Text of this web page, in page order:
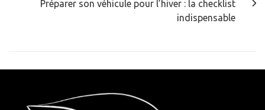
Préparer son véhicule pour l’hiver : la checklist
indispensable